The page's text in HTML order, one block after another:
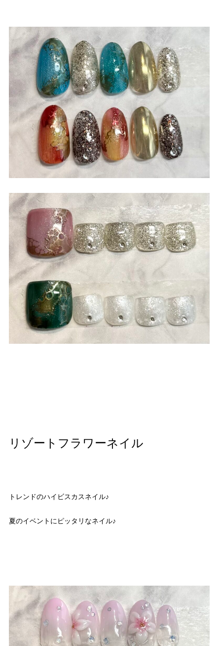
リゾートフラワーネイル
トレンドのハイビスカスネイル♪
夏のイベントにピッタリなネイル♪